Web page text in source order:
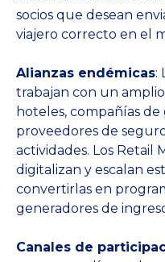
socios que desean
viajero correcto en el
Alianzas endémicas:
trabajan con un amplio
hoteles, compañías
proveedores de
actividades. Los Retail
digitalizan y escalan
convertirlas en
generadores de
Canales de